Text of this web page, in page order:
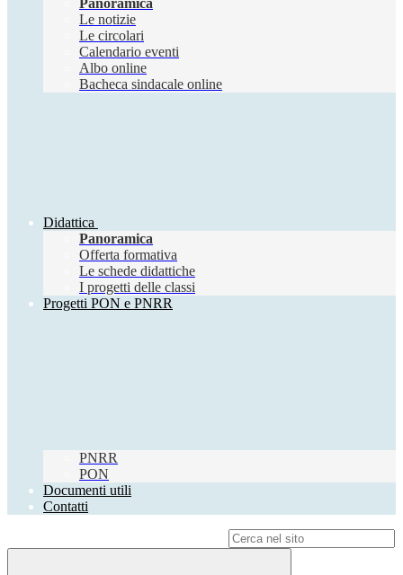
Panoramica
Le notizie
Le circolari
Calendario eventi
Albo online
Bacheca sindacale online
Didattica
Panoramica
Offerta formativa
Le schede didattiche
I progetti delle classi
Progetti PON e PNRR
PNRR
PON
Documenti utili
Contatti